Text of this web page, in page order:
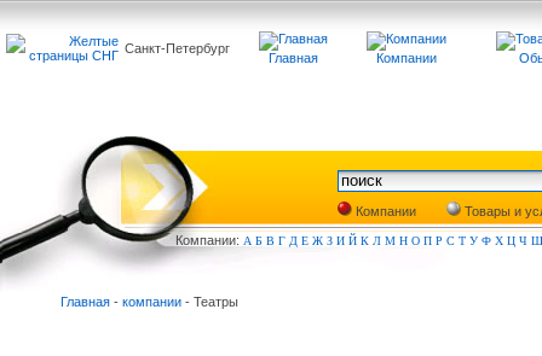
Санкт-Петербург
Главная Компании
Компании
Товары и
Компании: А Б В Г Д Е Ж З И Й К Л М Н О П Р С Т У Ф Х Ц Ч Ш
Главная - компании - Театры